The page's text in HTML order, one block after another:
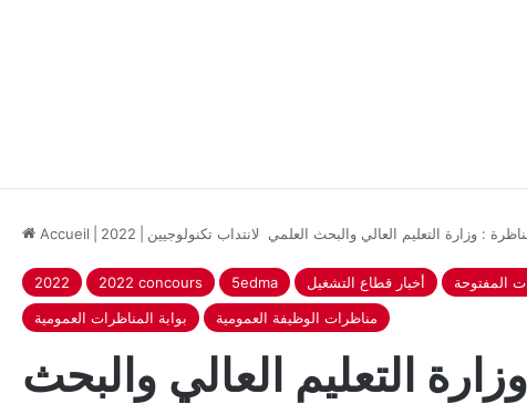
Accueil 2022 : وزارة التعليم العالي والبحث العلمي لانتداب تكنولوجيين
2022 2022 concours 5edma أخبار قطاع التشغيل المفتوحة
بوابة المناظرات العمومية
مناظرات الوظيفة العمومية
التعليم العالي والبحث